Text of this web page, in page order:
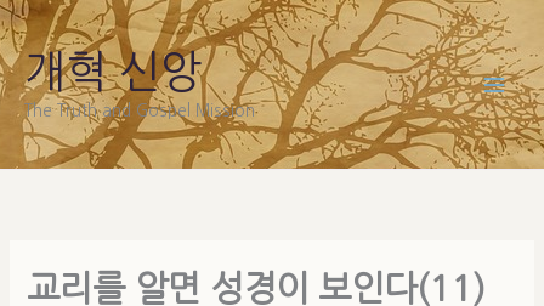
Skip
to
content
개혁 신앙
The Truth and Gospel Mission
교리를 알면 성경이 보인다(11)